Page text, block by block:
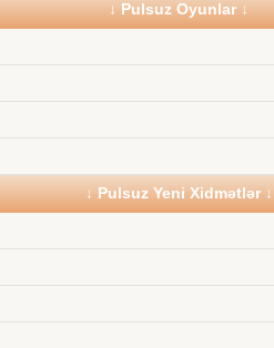
↓ Pulsuz Oyunlar ↓
↓ Pulsuz Yeni Xidmətlər ↓